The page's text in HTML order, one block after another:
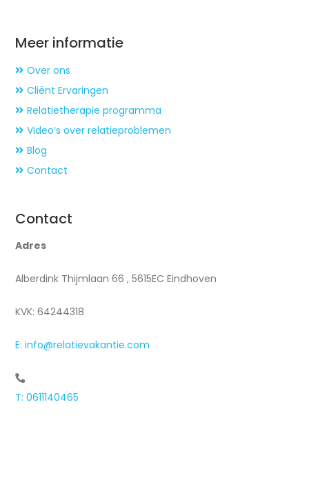
Meer informatie
Over ons
Cliënt Ervaringen
Relatietherapie programma
Video’s over relatieproblemen
Blog
Contact
Contact
Adres
Alberdink Thijmlaan 66 , 5615EC Eindhoven
KVK: 64244318
E: info@relatievakantie.com
T: 0611140465